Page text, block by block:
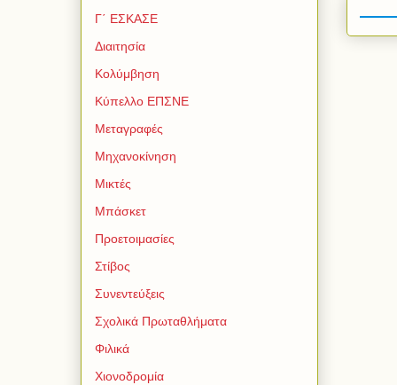
Γ΄ ΕΣΚΑΣΕ
Διαιτησία
Κολύμβηση
Κύπελλο ΕΠΣΝΕ
Μεταγραφές
Μηχανοκίνηση
Μικτές
Μπάσκετ
Προετοιμασίες
Στίβος
Συνεντεύξεις
Σχολικά Πρωταθλήματα
Φιλικά
Χιονοδρομία